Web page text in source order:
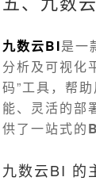
九数云BI是一
分析及可视化
码”工具，帮
能、灵活的部
供了一站式的
九数云BI 的